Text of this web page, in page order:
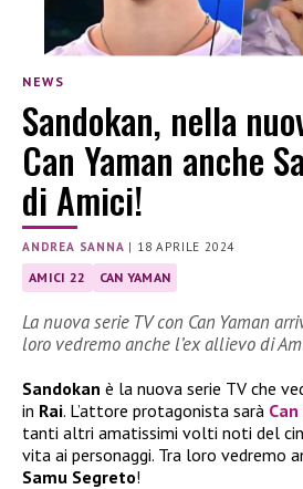
NEWS
Sandokan, nella
Can Yaman anche
di Amici!
ANDREA SANNA | 18 APRILE 2024
AMICI 22 CAN YAMAN
La nuova serie TV con Can Yaman
loro vedremo anche l’ex allievo di
Sandokan è la nuova serie TV che
in Rai. L’attore protagonista sarà
tanti altri amatissimi volti noti del
vita ai personaggi. Tra loro vedremo
Samu Segreto!